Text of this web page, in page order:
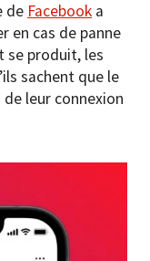
de Facebook a
en cas de panne
se produit, les
sachent que le
leur connexion